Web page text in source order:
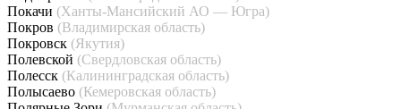
Покачи (Ханты-Мансийский АО — Югра)
Покров (Владимирская область)
Покровск (Якутия)
Полевской (Свердловская область)
Полесск (Калининградская область)
Полысаево (Кемеровская область)